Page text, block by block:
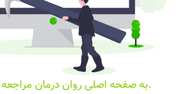
به صفحه اصلی روان درمان مراجعه کنید.